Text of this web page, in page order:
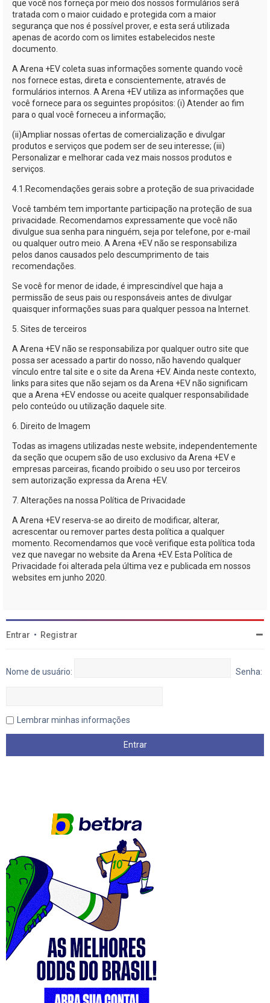
que você nos forneça por meio dos nossos formulários será
tratada com o maior cuidado e protegida com a maior
segurança que nos é possível prover, e esta será utilizada
apenas de acordo com os limites estabelecidos neste
documento.
A Arena +EVcoleta suas informações somente quando você
nos fornece estas, direta e conscientemente, através de
formulários internos. A Arena +EVutiliza as informações que
você fornece para os seguintes propósitos: (i) Atender ao fim
para o qual você forneceu a informação;
(ii)Ampliar nossas ofertas de comercialização e divulgar
produtos e serviços que podem ser de seu interesse; (iii)
Personalizar e melhorar cada vez mais nossos produtos e
serviços.
4.1. Recomendações gerais sobre a proteção de sua privacidade
Você também tem importante participação na proteção de sua
privacidade. Recomendamos expressamente que você não
divulgue sua senha para ninguém, seja por telefone, pore-mail
ou qualquer outro meio. A Arena +EVnão se responsabiliza
pelos danos causados pelo descumprimento de tais
recomendações.
Se você for menor de idade, é imprescindível que haja a
permissão de seus pais ou responsáveis antes de divulgar
quaisquer informações suas para qualquer pessoa na Internet.
5. Sites de terceiros
A Arena +EVnão se responsabiliza por qualquer outro site que
possa ser acessado a partir do nosso, não havendo qualquer
vínculo entre tal site e o site da Arena +EV. Ainda neste contexto,
links para sites que não sejam os da Arena +EVnão significam
que a Arena +EVendosse ou aceite qualquer responsabilidade
pelo conteúdo ou utilização daquele site.
6. Direito de Imagem
Todas as imagens utilizadas neste website, independentemente
da seção que ocupem são de uso exclusivo da Arena +EVe
empresas parceiras, ficando proibido o seu uso por terceiros
sem autorização expressa da Arena +EV.
7. Alterações na nossa Política de Privacidade
A Arena +EVreserva-se ao direito de modificar, alterar,
acrescentar ou remover partes desta política a qualquer
momento. Recomendamos que você verifique esta política toda
vez que navegar no website da Arena +EV. Esta Política de
Privacidade foi alterada pela última vez e publicada em nossos
websites em junho 2020.
Entrar • Registrar
Nome de usuário: Senha:
Lembrar minhas informações